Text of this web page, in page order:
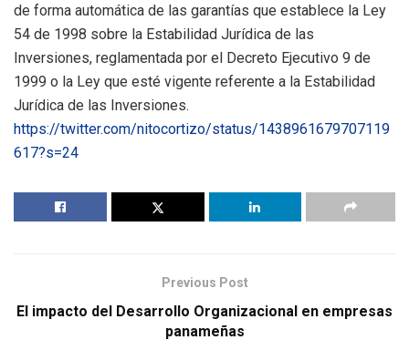
de forma automática de las garantías que establece la Ley
54 de 1998 sobre la Estabilidad Jurídica de las
Inversiones, reglamentada por el Decreto Ejecutivo 9 de
1999 o la Ley que esté vigente referente a la Estabilidad
Jurídica de las Inversiones.
https://twitter.com/nitocortizo/status/1438961679707119
617?s=24
Previous Post
El impacto del Desarrollo Organizacional en empresas
panameñas